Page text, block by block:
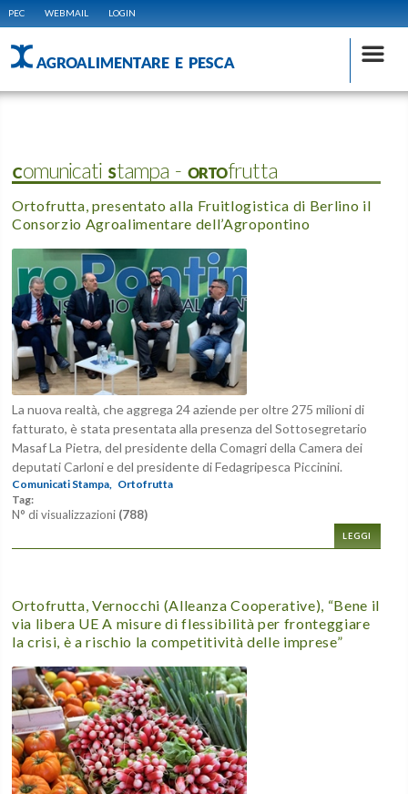
PEC WEBMAIL LOGIN
AGROALIMENTARE E PESCA
Comunicati Stampa - ORTOfrutta
Ortofrutta, presentato alla Fruitlogistica di Berlino il
Consorzio Agroalimentare dell’Agropontino
La nuova realtà, che aggrega 24 aziende per oltre 275 milioni di
fatturato, è stata presentata alla presenza del Sottosegretario
Masaf La Pietra, del presidente della Comagri della Camera dei
deputati Carloni e del presidente di Fedagripesca Piccinini.
Comunicati Stampa, Ortofrutta
Tag:
N° di visualizzazioni (788)
LEGGI
Ortofrutta, Vernocchi (Alleanza Cooperative), “Bene il
via libera UE A misure di flessibilità per fronteggiare
la crisi, è a rischio la competitività delle imprese”